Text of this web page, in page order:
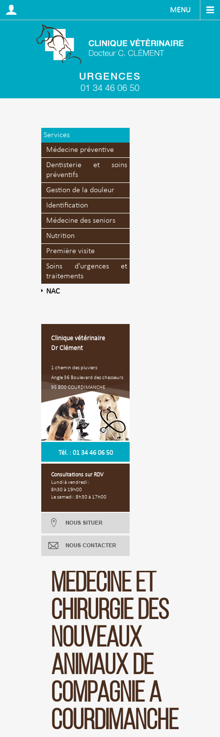
URGENCES
01 34 46 06 50
MENU
SERVICES
ACTUALITÉS
Services
Médecine préventive
Dentisterie et soins
préventifs
Gestion de la douleur
Identification
Médecine des seniors
Nutrition
Première visite
Soins d'urgences et
traitements
NAC
Clinique vétérinaire
Dr Clément
1 chemin des pluviers
Angle 36 Boulevard des chasseurs
95 800 COURDIMANCHE
Tél. : 01 34 46 06 50
Consultations sur RDV
Lundi à vendredi :
8h30 à 19h00
Le samedi : 8h30 à 17h00
MÉDECINE ET
CHIRURGIE DES
NOUVEAUX
ANIMAUX DE
COMPAGNIE A
COURDIMANCHE